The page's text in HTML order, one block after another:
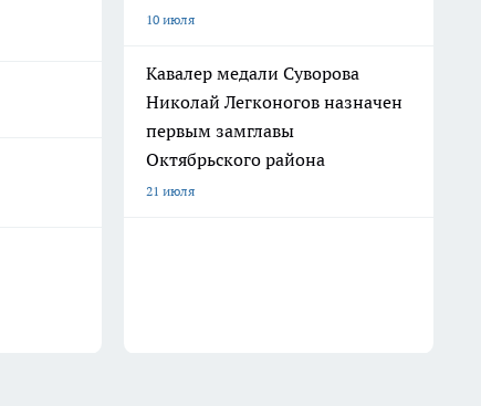
10 июля
Кавалер медали Суворова
Николай Легконогов назначен
первым замглавы
Октябрьского района
21 июля